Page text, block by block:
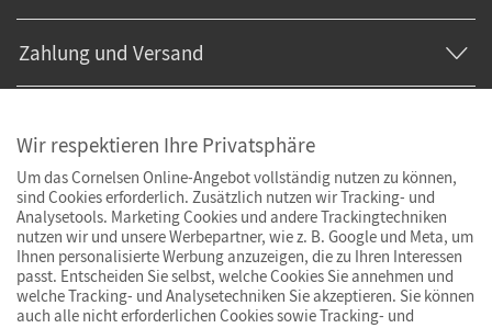
Zahlung und Versand
Wir respektieren Ihre Privatsphäre
Um das Cornelsen Online-Angebot vollständig nutzen zu können,
sind Cookies erforderlich. Zusätzlich nutzen wir Tracking- und
Analysetools. Marketing Cookies und andere Trackingtechniken
nutzen wir und unsere Werbepartner, wie z. B. Google und Meta, um
Ihnen personalisierte Werbung anzuzeigen, die zu Ihren Interessen
passt. Entscheiden Sie selbst, welche Cookies Sie annehmen und
welche Tracking- und Analysetechniken Sie akzeptieren. Sie können
auch alle nicht erforderlichen Cookies sowie Tracking- und